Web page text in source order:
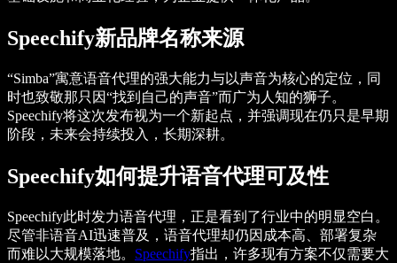
Speechify新品牌名称来源
“Simba”寓意语音代理的强大能力与以声音为核心的定位，同
时也致敬那只因“找到自己的声音”而广为人知的狮子。
Speechify将这次发布视为一个新起点，并强调现在仍只是早期
阶段，未来会持续投入，长期深耕。
Speechify如何提升语音代理可及性
Speechify此时发力语音代理，正是看到了行业中的明显空白。
尽管非语音AI迅速普及，语音代理却仍因成本高、部署复杂
而难以大规模落地。 Speechify指出，许多现有方案不仅需要大